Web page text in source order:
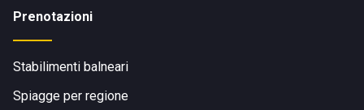
Prenotazioni
Stabilimenti balneari
Spiagge per regione